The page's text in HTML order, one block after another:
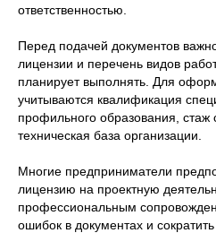
ответственностью.
Перед подачей документов
лицензии и перечень видов
планирует выполнять. Для
учитываются квалификация
профильного образования, стаж
техническая база организации.
Многие предприниматели
лицензию на проектную
профессиональным
ошибок в документах и